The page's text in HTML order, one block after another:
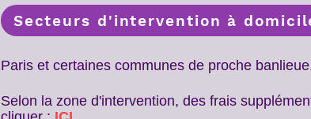
Secteurs d'intervention à
Paris et certaines communes de proche
Selon la zone d'intervention, des frais